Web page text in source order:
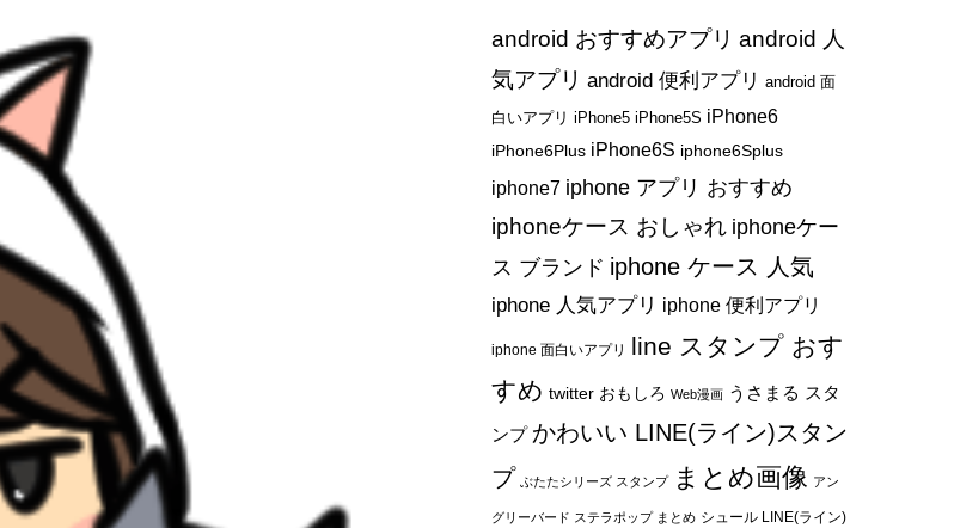
android おすすめアプリ android 人
気アプリ android 便利アプリ android 面
白いアプリ iPhone5 iPhone5S iPhone6
iPhone6Plus iPhone6S iphone6Splus
iphone7 iphone アプリ おすすめ
iphoneケース おしゃれ iphoneケー
ス ブランド iphone ケース 人気
iphone 人気アプリ iphone 便利アプリ
iphone 面白いアプリ line スタンプ おす
すめ twitter おもしろ Web漫画 うさまる スタ
ンプ かわいい LINE(ライン)スタン
プ ぶたたシリーズ スタンプ まとめ画像 アン
グリーバード ステラポップ まとめ シュール LINE(ライン)